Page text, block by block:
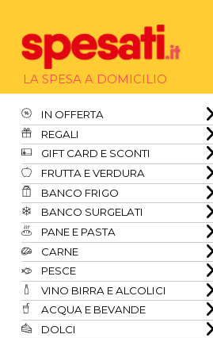
LA SPESA A DOMICILIO
IN OFFERTA
REGALI
GIFT CARD E SCONTI
FRUTTA E VERDURA
BANCO FRIGO
BANCO SURGELATI
PANE E PASTA
CARNE
PESCE
VINO BIRRA E ALCOLICI
ACQUA E BEVANDE
DOLCI